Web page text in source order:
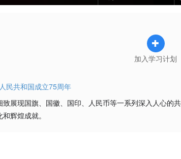
民共和国成立75周年
加入学习计划
展现国旗、国徽、国印、人民币等一系列深入人心的
辉煌成就。